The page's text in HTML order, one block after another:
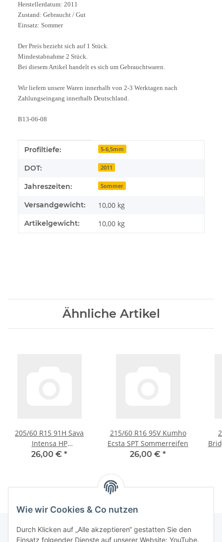
Wie wir Cookies & Co nutzen
Durch Klicken auf „Alle akzeptieren“ gestatten Sie den
Einsatz folgender Dienste auf unserer Website: YouTube.
Herstellerdatum: 2011
Zustand: Gebraucht / Gut
Einsatz: Sommer
Der Preis bezieht sich auf 1 Stück.
Mindestabnahme 2 Stück.
Bei diesem Artikel handelt es sich um Gebrauchtwaren.
Wir liefern unsere Waren innerhalb von 2-3 Werktagen nach
Zahlungseingang innerhalb Deutschland.
B13-06-08
Produkteigenschaft
Wert
Profiltiefe: 5-6,5mm
DOT: 2011
Jahreszeiten: Sommer
Versandgewicht: 10,00 kg
Artikelgewicht: 10,00 kg
Ähnliche Artikel
205/60 R15 91H Sava
Intensa HP
Sommerreifen
26,00 € *
215/60 R16 95V Kumho
Ecsta SPT Sommerreifen
26,00 € *